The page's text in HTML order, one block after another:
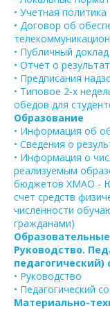
• Учетная политика
• Договор об
• Публичный доклад
• Отчет о
• Предписания
• Типовое 2-х
обедов для
Образование
• Информация об
• Сведения о
• Информация о
реализуемым
бюджетов ХМАО -
счет средств
численности
гражданами)
Руководство.
педагогический)
• Руководство
• Педагогический
Материально-